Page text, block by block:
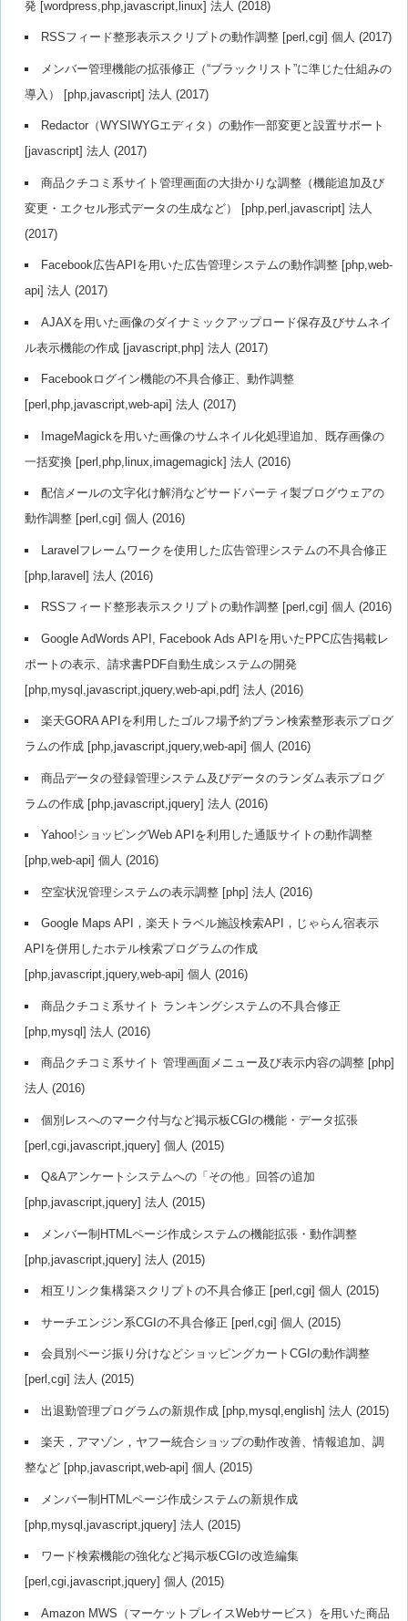
発 [wordpress,php,javascript,linux] 法人 (2018)
RSSフィード整形表示スクリプトの動作調整 [perl,cgi] 個人 (2017)
メンバー管理機能の拡張修正（“ブラックリスト”に準じた仕組みの
導入） [php,javascript] 法人 (2017)
Redactor（WYSIWYGエディタ）の動作一部変更と設置サポート
[javascript] 法人 (2017)
商品クチコミ系サイト管理画面の大掛かりな調整（機能追加及び
変更・エクセル形式データの生成など） [php,perl,javascript] 法人
(2017)
Facebook広告APIを用いた広告管理システムの動作調整 [php,web-
api] 法人 (2017)
AJAXを用いた画像のダイナミックアップロード保存及びサムネイ
ル表示機能の作成 [javascript,php] 法人 (2017)
Facebookログイン機能の不具合修正、動作調整
[perl,php,javascript,web-api] 法人 (2017)
ImageMagickを用いた画像のサムネイル化処理追加、既存画像の
一括変換 [perl,php,linux,imagemagick] 法人 (2016)
配信メールの文字化け解消などサードパーティ製ブログウェアの
動作調整 [perl,cgi] 個人 (2016)
Laravelフレームワークを使用した広告管理システムの不具合修正
[php,laravel] 法人 (2016)
RSSフィード整形表示スクリプトの動作調整 [perl,cgi] 個人 (2016)
Google AdWords API, Facebook Ads APIを用いたPPC広告掲載レ
ポートの表示、請求書PDF自動生成システムの開発
[php,mysql,javascript,jquery,web-api,pdf] 法人 (2016)
楽天GORA APIを利用したゴルフ場予約プラン検索整形表示プログ
ラムの作成 [php,javascript,jquery,web-api] 個人 (2016)
商品データの登録管理システム及びデータのランダム表示プログ
ラムの作成 [php,javascript,jquery] 法人 (2016)
Yahoo!ショッピングWeb APIを利用した通販サイトの動作調整
[php,web-api] 個人 (2016)
空室状況管理システムの表示調整 [php] 法人 (2016)
Google Maps API，楽天トラベル施設検索API，じゃらん宿表示
APIを併用したホテル検索プログラムの作成
[php,javascript,jquery,web-api] 個人 (2016)
商品クチコミ系サイト ランキングシステムの不具合修正
[php,mysql] 法人 (2016)
商品クチコミ系サイト 管理画面メニュー及び表示内容の調整 [php]
法人 (2016)
個別レスへのマーク付与など掲示板CGIの機能・データ拡張
[perl,cgi,javascript,jquery] 個人 (2015)
Q&Aアンケートシステムへの「その他」回答の追加
[php,javascript,jquery] 法人 (2015)
メンバー制HTMLページ作成システムの機能拡張・動作調整
[php,javascript,jquery] 法人 (2015)
相互リンク集構築スクリプトの不具合修正 [perl,cgi] 個人 (2015)
サーチエンジン系CGIの不具合修正 [perl,cgi] 個人 (2015)
会員別ページ振り分けなどショッピングカートCGIの動作調整
[perl,cgi] 法人 (2015)
出退勤管理プログラムの新規作成 [php,mysql,english] 法人 (2015)
楽天，アマゾン，ヤフー統合ショップの動作改善、情報追加、調
整など [php,javascript,web-api] 個人 (2015)
メンバー制HTMLページ作成システムの新規作成
[php,mysql,javascript,jquery] 法人 (2015)
ワード検索機能の強化など掲示板CGIの改造編集
[perl,cgi,javascript,jquery] 個人 (2015)
Amazon MWS（マーケットプレイスWebサービス）を用いた商品